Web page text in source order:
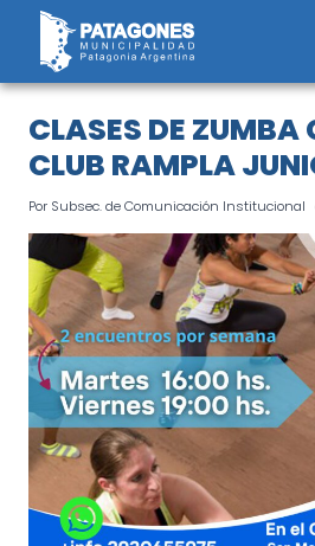
Saltar
contenido
CLASES DE ZUMBA
CLUB RAMPLA
Por Subsec. de Comunicación Institucional